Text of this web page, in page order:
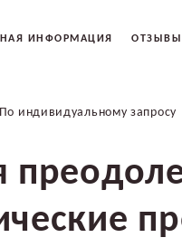
ИНФОРМАЦИЯ ОТЗЫВЫ
По индивидуальному запросу